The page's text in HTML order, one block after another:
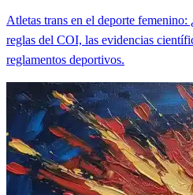
Atletas trans en el deporte femenino:
reglas del COI, las evidencias
reglamentos deportivos.